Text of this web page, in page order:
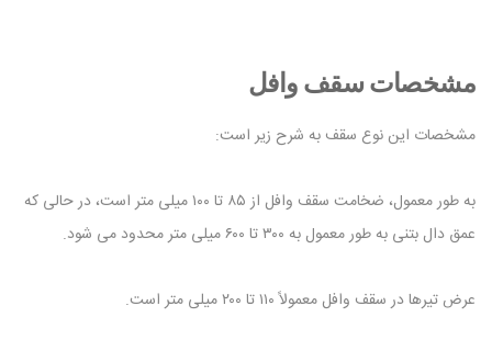
مشخصات سقف وافل
مشخصات این نوع سقف به شرح زیر است:
به طور معمول، ضخامت سقف وافل از ۸۵ تا ۱۰۰ میلی متر است، در حالی که
عمق دال بتنی به طور معمول به ۳۰۰ تا ۶۰۰ میلی متر محدود می شود.
عرض تیرها در سقف وافل معمولاً ۱۱۰ تا ۲۰۰ میلی متر است.